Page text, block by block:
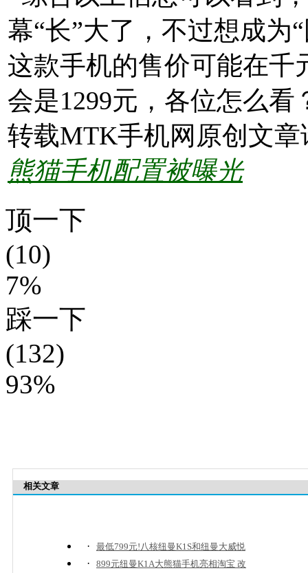
幕“长”大了，不过想成为
这款手机的售价可能在千
会是1299元，各位怎么看
转载MTK手机网原创文
熊猫手机配置被曝光
顶一下
(10)
7%
踩一下
(132)
93%
相关文章
· 最低799元!八核纽曼K1S和纽曼大威悦
· 899元纽曼K1A大熊猫手机亮相淘宝 改